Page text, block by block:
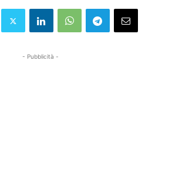
- Pubblicità -